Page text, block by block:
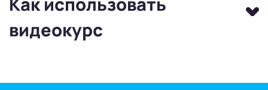
видеокурс